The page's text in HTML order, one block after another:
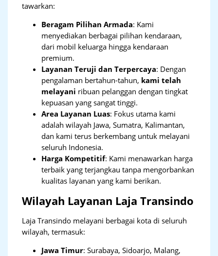
tawarkan:
Beragam Pilihan Armada: Kami
menyediakan berbagai pilihan kendaraan,
dari mobil keluarga hingga kendaraan
premium.
Layanan Teruji dan Terpercaya: Dengan
pengalaman bertahun-tahun, kami telah
melayani ribuan pelanggan dengan tingkat
kepuasan yang sangat tinggi.
Area Layanan Luas: Fokus utama kami
adalah wilayah Jawa, Sumatra, Kalimantan,
dan kami terus berkembang untuk melayani
seluruh Indonesia.
Harga Kompetitif: Kami menawarkan harga
terbaik yang terjangkau tanpa mengorbankan
kualitas layanan yang kami berikan.
Wilayah Layanan Laja Transindo
Laja Transindo melayani berbagai kota di seluruh
wilayah, termasuk:
Jawa Timur:Surabaya, Sidoarjo, Malang,